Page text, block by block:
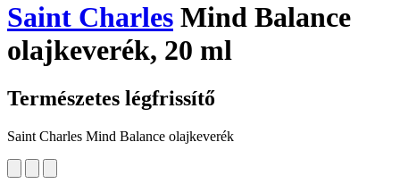
Saint Charles Mind Balance
olajkeverék, 20 ml
Természetes légfrissítő
Saint Charles Mind Balance olajkeverék